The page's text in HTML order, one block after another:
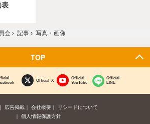
表
会 › 記事 › 写真・画像
TOP
Official X
Official
YouTube
Official
LINE
広告掲載 会社概要
リシードについて
個人情報保護方針